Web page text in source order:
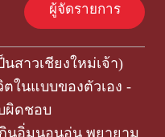
ผู้จัดรายการ
สาวเชียงใหม่เจ้า)
ในแบบของตัวเอง -
ผิดชอบ
นอิ่มนอนอุ่น พยายาม